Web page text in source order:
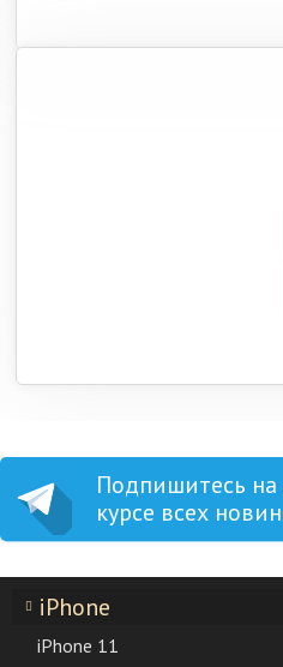
Подпишитесь на
курсе всех
iPhone
iPhone 11